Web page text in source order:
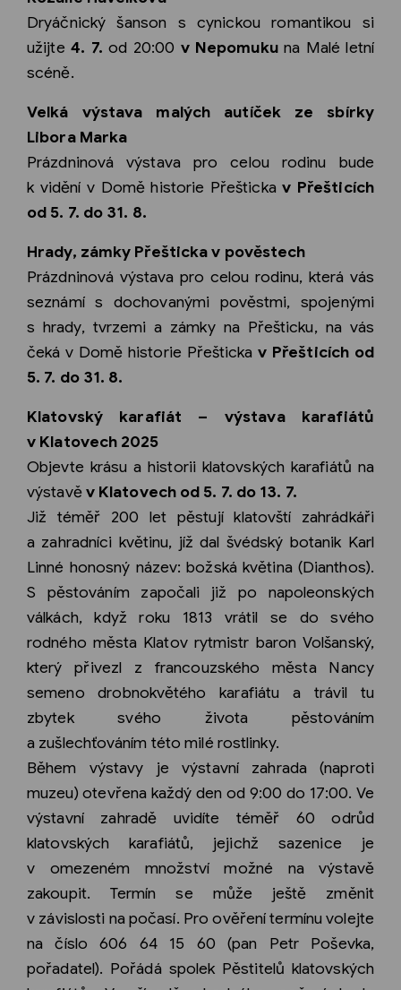
Dryáčnický šanson s cynickou romantikou si
užijte 4. 7. od 20:00 v Nepomukuna Malé letní
scéně.
Velká výstava malých autíček ze sbírky
Libora Marka
Prázdninová výstava pro celou rodinu bude
k vidění v Domě historie Přeštickav Přešticích
od 5. 7. do 31. 8.
Hrady, zámky Přešticka v pověstech
Prázdninová výstava pro celou rodinu, která vás
seznámí s dochovanými pověstmi, spojenými
s hrady, tvrzemi a zámky na Přešticku, na vás
čeká v Domě historie Přeštickav Přešticích od
5. 7. do 31. 8.
Klatovský karafiát – výstava karafiátů
v Klatovech 2025
Objevte krásu a historii klatovských karafiátů na
výstavěv Klatovech od 5. 7. do 13. 7.
Již téměř 200 let pěstují klatovští zahrádkáři
a zahradníci květinu, jíž dal švédský botanik Karl
Linné honosný název: božská květina (Dianthos).
S pěstováním započali již po napoleonských
válkách, když roku 1813 vrátil se do svého
rodného města Klatov rytmistr baron Volšanský,
který přivezl z francouzského města Nancy
semeno drobnokvětého karafiátu a trávil tu
zbytek svého života pěstováním
a zušlechťováním této milé rostlinky.
Během výstavy je výstavní zahrada (naproti
muzeu) otevřena každý den od 9:00 do 17:00. Ve
výstavní zahradě uvidíte téměř 60 odrůd
klatovských karafiátů, jejichž sazenice je
v omezeném množství možné na výstavě
zakoupit. Termín se může ještě změnit
v závislosti na počasí. Pro ověření termínu volejte
na číslo 606 64 15 60 (pan Petr Poševka,
pořadatel). Pořádá spolek Pěstitelů klatovských